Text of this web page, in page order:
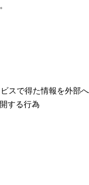
スで得た情報を外部へ
する行為